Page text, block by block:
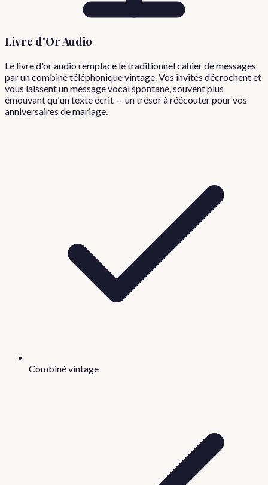
Livre d'Or Audio
Le livre d'or audio remplace le traditionnel cahier de messages
par un combiné téléphonique vintage. Vos invités décrochent et
vous laissent un message vocal spontané, souvent plus
émouvant qu'un texte écrit — un trésor à réécouter pour vos
anniversaires de mariage.
Combiné vintage